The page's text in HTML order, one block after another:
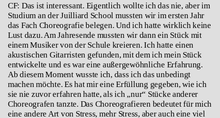
CF: Das ist interessant. Eigentlich wollte ich das nie, aber im
Studium an der Juilliard School mussten wir im ersten Jahr
das Fach Choreografie belegen. Und ich hatte wirklich keine
Lust dazu. Am Jahresende mussten wir dann ein Stück mit
einem Musiker von der Schule kreieren. Ich hatte einen
akustischen Gitarristen gefunden, mit dem ich mein Stück
entwickelte und es war eine außergewöhnliche Erfahrung.
Ab diesem Moment wusste ich, dass ich das unbedingt
machen möchte. Es hat mir eine Erfüllung gegeben, wie ich
sie nie zuvor erfahren hatte, als ich „nur“ Stücke anderer
Choreografen tanzte. Das Choreografieren bedeutet für mich
eine andere Art von Stress, mehr Stress, aber auch eine viel